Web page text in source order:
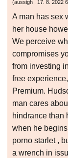
(aussigh , 17. 8. 2022
A man has sex
her house
We perceive
compromises
from investing
free
Premium.
man cares
hindrance than
when he
porno starlet ,
a wrench in